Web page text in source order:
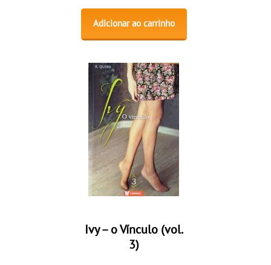
Adicionar ao carrinho
Ivy – o Vínculo (vol.
3)